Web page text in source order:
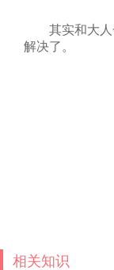
其实和大
解决了。
相关知识